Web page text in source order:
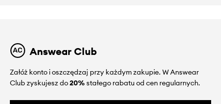
Answear Club
Załóż konto i oszczędzaj przy każdym zakupie. W Answear
Club zyskujesz do20%stałego rabatu od cen regularnych.